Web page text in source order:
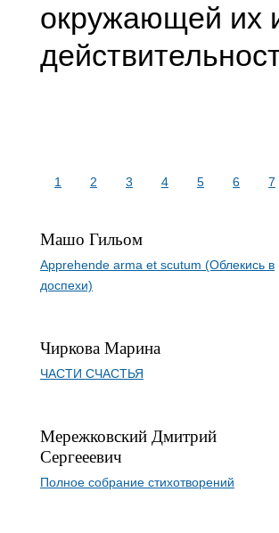
окружающей их
1 2 3 4 5 6 7
Машо Гильом
Apprehende arma et scutum (Облекись в
доспехи)
Чиркова Марина
ЧАСТИ СЧАСТЬЯ
Мережковский Дмитрий
Сергееевич
Полное собрание стихотворений